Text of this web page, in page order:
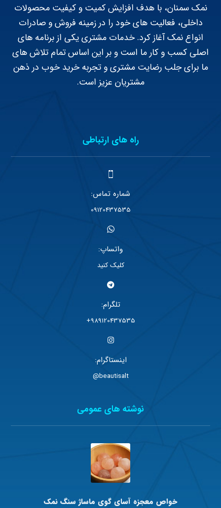
نمک سمنان، با هدف افزایش کمیت و کیفیت محصولات
داخلی، فعالیت های خود را در زمینه فروش و صادرات
انواع نمک آغاز کرد. خدمات مشتری یکی از برنامه های
اصلی کسب و کار ما است و بر این اساس تمام تلاش های
ما برای جلب رضایت مشتری و تجربه خرید خوب در ذهن
مشتریان عزیز است.
راه های ارتباطی
شماره تماس:
09120437535
واتساپ:
کلیک کنید
تلگرام:
989120437535+
اینستاگرام:
beautisalt@
نوشته های عمومی
خواص معجزه آسای گوی ماساژ سنگ نمک